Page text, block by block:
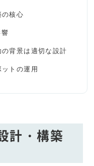
核心
背景は適切な設計
トの運用
計・構築